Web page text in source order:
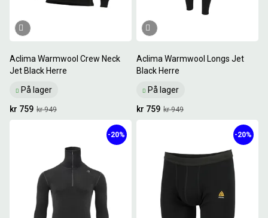
Aclima Warmwool Crew Neck
Jet Black Herre
På lager
kr 949
kr 759
Aclima Warmwool Longs Jet
Black Herre
På lager
kr 949
kr 759
-20% -20%